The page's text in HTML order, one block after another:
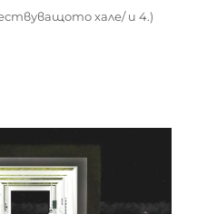
хале/ и 4.)